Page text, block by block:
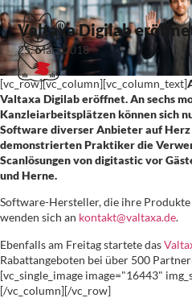
Valtaxa Digilab
25. März 2018
[vc_row][vc_column][vc_column_text]
Valtaxa Digilab eröffnet. An sechs
Kanzleiarbeitsplätzen können sich
Software diverser Anbieter auf
demonstrierten Praktiker die
Scanlösungen von digitastic vor
und Herne.
Software-Hersteller, die ihre
wenden sich an kontakt@valtaxa.de.
Ebenfalls am Freitag startete das
Rabattangeboten bei über 500
[vc_single_image image="16443"
[/vc_column][/vc_row]